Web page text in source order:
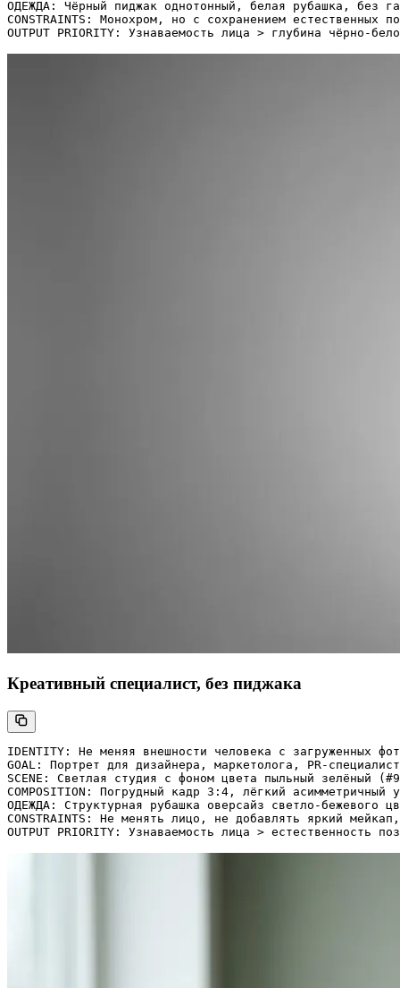
ОДЕЖДА: Чёрный пиджак однотонный, белая рубашка, без
CONSTRAINTS: Монохром, но с сохранением
Креативный специалист, без пиджака
IDENTITY: Не меняя внешности человека с загруженных
GOAL: Портрет для дизайнера, маркетолога, PR-
SCENE: Светлая студия с фоном цвета пыльный зелёный
COMPOSITION: Погрудный кадр 3:4, лёгкий
ОДЕЖДА: Структурная рубашка оверсайз светло-бежевого
CONSTRAINTS: Не менять лицо, не добавлять яркий